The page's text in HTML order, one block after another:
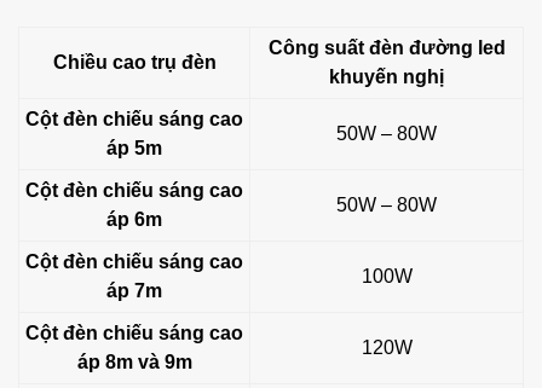
Chiều cao trụ đèn
Công suất đèn đường led
khuyến nghị
Cột đèn chiếu sáng cao
áp 5m
50W – 80W
Cột đèn chiếu sáng cao
áp 6m
50W – 80W
Cột đèn chiếu sáng cao
áp 7m
100W
Cột đèn chiếu sáng cao
áp 8m và 9m
120W